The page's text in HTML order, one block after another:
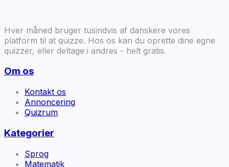
Hver måned bruger tusindvis af danskere vores
platform til at quizze. Hos os kan du oprette dine egne
quizzer, eller deltage i andres - helt gratis.
Om os
Kontakt os
Annoncering
Quizrum
Kategorier
Sprog
Matematik